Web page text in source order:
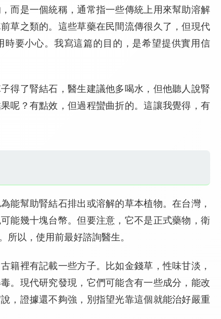
而是一個統稱，通常指一些傳統上用來幫助溶解
草之類的。這些草藥在民間流傳很久了，但現代
要小心。我寫這篇的目的，是希望提供實用信
得了腎結石，醫生建議他多喝水，但他聽人說腎
呢？有點效，但過程蠻曲折的。這讓我覺得，有
能幫助腎結石排出或溶解的草本植物。在台灣，
能幾十塊台幣。但要注意，它不是正式藥物，衛
所以，使用前最好諮詢醫生。
籍裡有記載一些方子。比如金錢草，性味甘淡，
。現代研究發現，它們可能含有一些成分，能改
，證據還不夠強，別指望光靠這個就能治好嚴重